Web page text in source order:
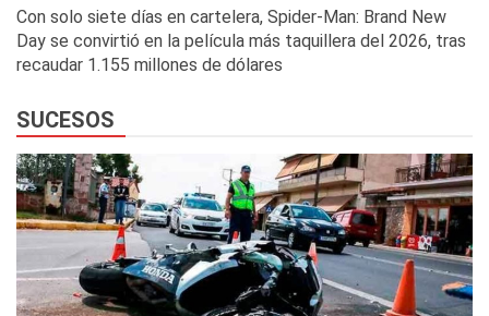
Con solo siete días en cartelera, Spider-Man: Brand New
Day se convirtió en la película más taquillera del 2026, tras
recaudar 1.155 millones de dólares
SUCESOS